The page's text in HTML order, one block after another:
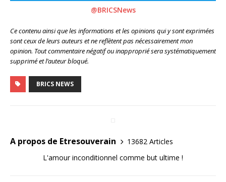
@BRICSNews
Ce contenu ainsi que les informations et les opinions qui y sont exprimées
sont ceux de leurs auteurs et ne reflètent pas nécessairement mon
opinion. Tout commentaire négatif ou inapproprié sera systématiquement
supprimé et l’auteur bloqué.
BRICS NEWS
A propos de Etresouverain
13682 Articles
L'amour inconditionnel comme but ultime !